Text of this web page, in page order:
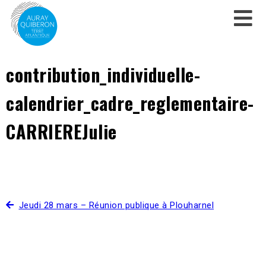
contribution_individuelle-
calendrier_cadre_reglementaire-
CARRIEREJulie
Jeudi 28 mars – Réunion publique à Plouharnel